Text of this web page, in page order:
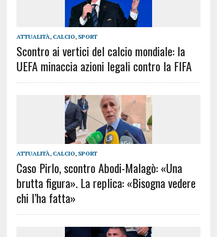
ATTUALITÀ, CALCIO, SPORT
Scontro ai vertici del calcio mondiale: la
UEFA minaccia azioni legali contro la FIFA
ATTUALITÀ, CALCIO, SPORT
Caso Pirlo, scontro Abodi-Malagò: «Una
brutta figura». La replica: «Bisogna vedere
chi l’ha fatta»